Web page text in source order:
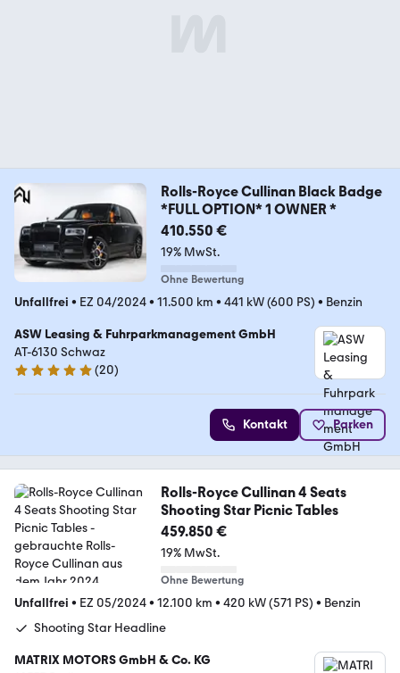
Rolls-Royce Cullinan Black Badge
*FULL OPTION* 1 OWNER *
410.550 €
19% MwSt.
Ohne Bewertung
Unfallfrei • EZ 04/2024• 11.500 km • 441 kW (600 PS) • Benzin
ASW Leasing & Fuhrparkmanagement GmbH
AT-6130 Schwaz
4.8 Sterne
(20)
Kontakt Parken
Rolls-Royce Cullinan 4 Seats
Shooting Star Picnic Tables
459.850 €
19% MwSt.
Ohne Bewertung
Unfallfrei • EZ 05/2024• 12.100 km • 420 kW (571 PS) • Benzin
Shooting Star Headline
MATRIX MOTORS GmbH & Co. KG